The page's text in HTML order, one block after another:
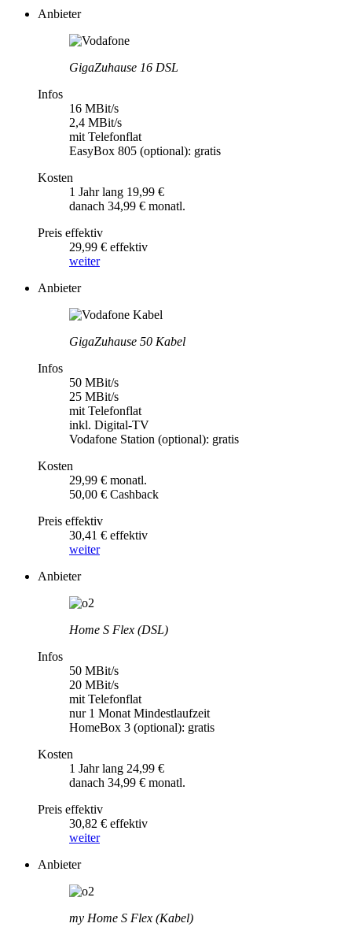
Anbieter
GigaZuhause 16 DSL
Infos
16 MBit/s
2,4 MBit/s
mit Telefonflat
EasyBox 805 (optional): gratis
Kosten
1 Jahr lang 19,99 €
danach 34,99 € monatl.
Preis effektiv
29,99 € effektiv
weiter
Anbieter
GigaZuhause 50 Kabel
Infos
50 MBit/s
25 MBit/s
mit Telefonflat
inkl. Digital-TV
Vodafone Station (optional): gratis
Kosten
29,99 € monatl.
50,00 € Cashback
Preis effektiv
30,41 € effektiv
weiter
Anbieter
Home S Flex (DSL)
Infos
50 MBit/s
20 MBit/s
mit Telefonflat
nur 1 Monat Mindestlaufzeit
HomeBox 3 (optional): gratis
Kosten
1 Jahr lang 24,99 €
danach 34,99 € monatl.
Preis effektiv
30,82 € effektiv
weiter
Anbieter
my Home S Flex (Kabel)